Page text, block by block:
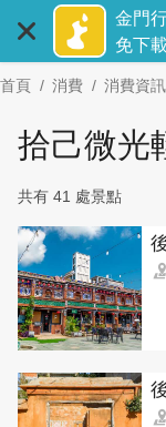
主
要
金門
免下
首頁 消費 消費資訊
拾己微光
共有 41 處景點